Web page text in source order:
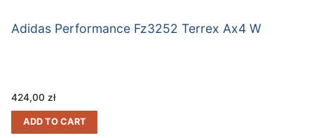
Adidas Performance Fz3252 Terrex Ax4 W
424,00 zł
ADD TO CART